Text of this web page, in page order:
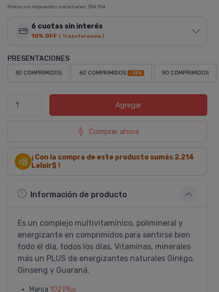
Precio sin impuestos nacionales: $14.754
6 cuotas sin interés
10% OFF ( Transferencia )
PRESENTACIONES
30 COMPRIMIDOS 60 COMPRIMIDOS -20% 90 COMPRIMIDOS
Agregar
Comprar ahora
¡ Con la compra de este producto sumás 2.214
Leloir$ !
Información de producto
Es un complejo multivitamí­nico, polimineral y
energizante en comprimidos para sentirse bien
todo el dí­a, todos los dí­as. Vitaminas, minerales
más un PLUS de energizantes naturales Ginkgo,
Ginseng y Guaraná.
Marca 102 Plus